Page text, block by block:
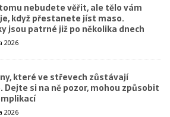
nebudete věřit, ale tělo vám
když přestanete jíst maso.
jsou patrné již po několika dnech
2026
které ve střevech zůstávají
Dejte si na ně pozor, mohou způsobit
2026